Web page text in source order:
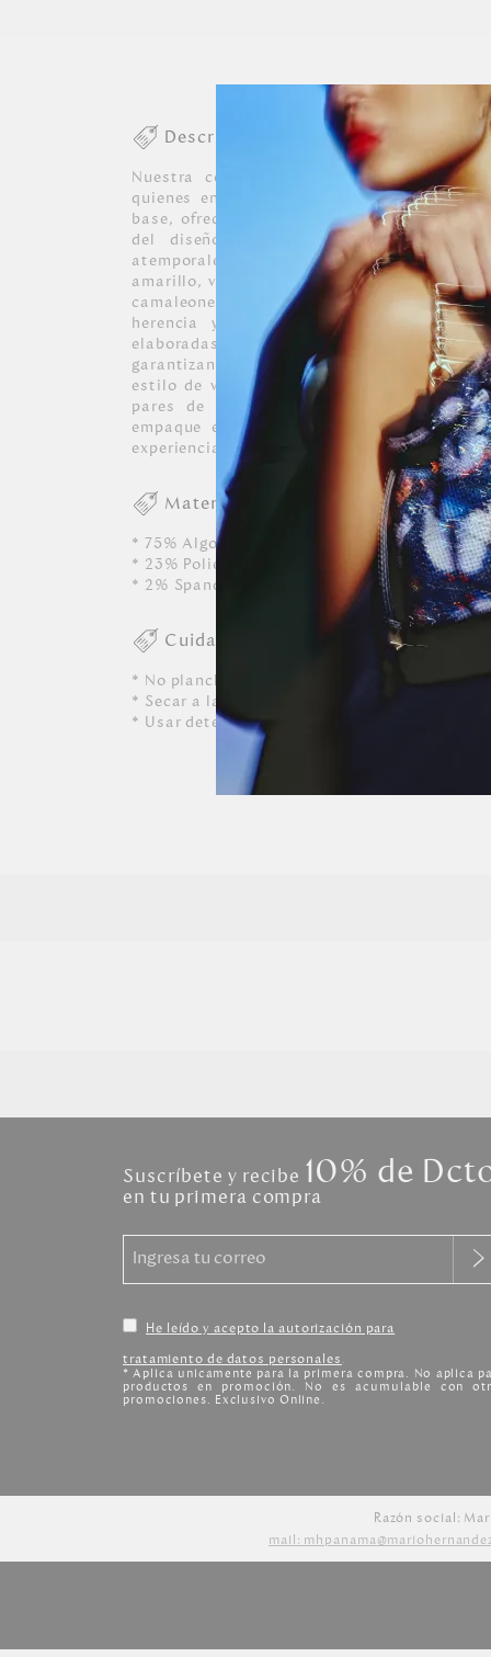
Descripción colección
Nuestra colección de medias de algodón
quienes entienden que el estilo personal
base, ofreciendo una combinación perfecta
del diseño y la sobriedad del lujo.
atemporales como el negro y el gris, hasta
amarillo, verde y azul. A través de motivos
camaleones, junto al emblemático
herencia y la visión de nuestra firma,
elaboradas con fibras de algodón de la
garantizan un confort excepcional y la
estilo de vida. Como un gesto de
pares de nuestra colección, sus medias
empaque especial, convirtiendo una
experiencia de lujo digna de ser compartida
Materiales
* 75% Algodón
* 23% Poliester
* 2% Spandex
Cuidados
* No planchar
* Secar a la sombra
* Usar detergente suave y agua templada
Suscríbete y recibe 10% de
en tu primera compra
He leído y acepto la autorización para
tratamiento de datos personales.
* Aplica unicamente para la primera compra. No aplica
productos en promoción. No es acumulable con
promociones. Exclusivo Online.
Razón social:
mail: